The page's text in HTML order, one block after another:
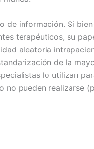
de información. Si
terapéuticos, su
aleatoria
de la
lo utilizan
no pueden realizarse